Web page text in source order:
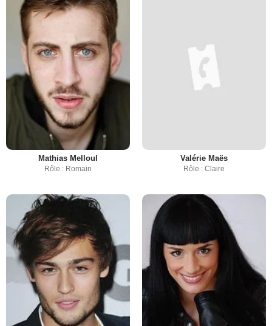
Mathias Melloul
Rôle : Romain
Valérie Maës
Rôle : Claire